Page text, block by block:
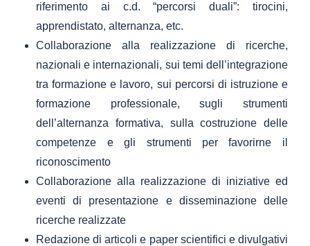
riferimento ai c.d. “percorsi duali”: tirocini,
apprendistato, alternanza, etc.
Collaborazione alla realizzazione di ricerche,
nazionali e internazionali, sui temi dell’integrazione
tra formazione e lavoro, sui percorsi di istruzione e
formazione professionale, sugli strumenti
dell’alternanza formativa, sulla costruzione delle
competenze e gli strumenti per favorirne il
riconoscimento
Collaborazione alla realizzazione di iniziative ed
eventi di presentazione e disseminazione delle
ricerche realizzate
Redazione di articoli e paper scientifici e divulgativi